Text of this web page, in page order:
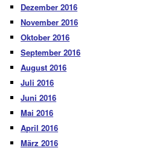
Dezember 2016
November 2016
Oktober 2016
September 2016
August 2016
Juli 2016
Juni 2016
Mai 2016
April 2016
März 2016